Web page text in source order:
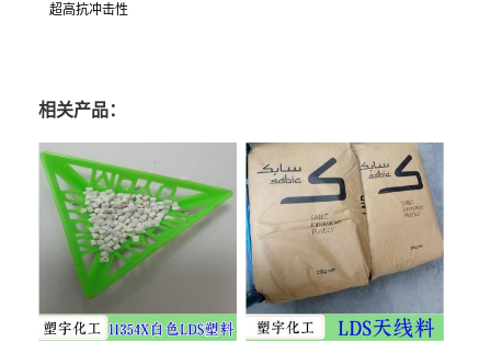
超高抗冲击性
相关产品：